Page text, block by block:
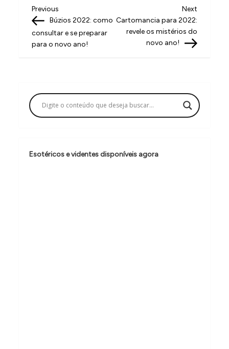
N
a
v
a
ç
o
d
Previous
Post
Previous
Búzios 2022: como
consultar e se preparar
para o novo ano!
Next
Post
Next
Cartomancia para 2022:
revele os mistérios do
novo ano!
Esotéricos e videntes disponíveis agora